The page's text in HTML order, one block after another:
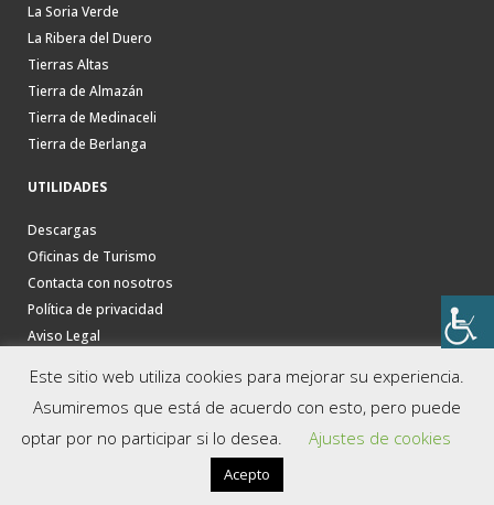
La Soria Verde
La Ribera del Duero
Tierras Altas
Tierra de Almazán
Tierra de Medinaceli
Tierra de Berlanga
UTILIDADES
Descargas
Oficinas de Turismo
Contacta con nosotros
Política de privacidad
Aviso Legal
Este sitio web utiliza cookies para mejorar su experiencia.
Asumiremos que está de acuerdo con esto, pero puede
optar por no participar si lo desea.
Ajustes de cookies
Acepto